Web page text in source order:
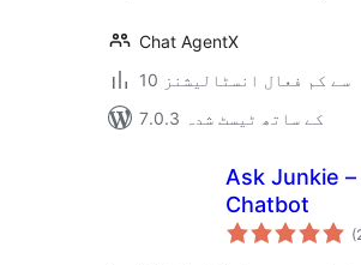
Chat AgentX
10 سے کم فعال انسٹالیشنز
7.0.3 کے ساتھ ٹیسٹ شدہ
Ask Junkie –
Chatbot